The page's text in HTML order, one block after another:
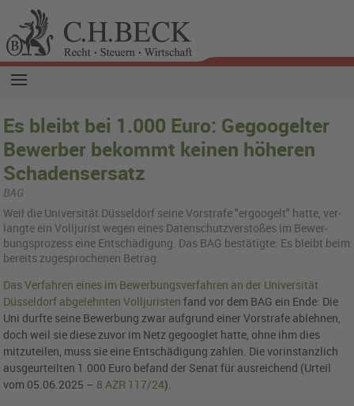
Es bleibt bei 1.000 Euro: Gegoogelter
Bewerber bekommt keinen höheren
Schadensersatz
BAG
Weil die Uni­ver­si­tät Düs­sel­dorf seine Vor­stra­fe "er­g­oo­gelt" hatte, ver­
lang­te ein Voll­ju­rist wegen eines Da­ten­schutz­ver­sto­ßes im Be­wer­
bungs­pro­zess eine Ent­schä­di­gung. Das BAG be­stä­tig­te: Es bleibt beim
be­reits zu­ge­spro­che­nen Be­trag.
Das Verfahren eines im Bewerbungsverfahren an der Universität
Düsseldorf abgelehnten Volljuristen fand vor dem BAG ein Ende: Die
Uni durfte seine Bewerbung zwar aufgrund einer Vorstrafe ablehnen,
doch weil sie diese zuvor im Netz gegooglet hatte, ohne ihm dies
mitzuteilen, muss sie eine Entschädigung zahlen. Die vorinstanzlich
ausgeurteilten 1.000 Euro befand der Senat für ausreichend (Urteil
vom 05.06.2025 – 8 AZR 117/24).